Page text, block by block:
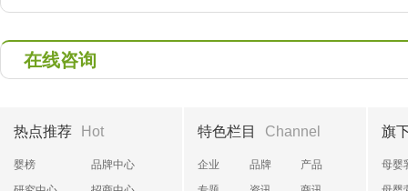
在线咨询
热点推荐 Hot
婴榜
品牌中心
特色栏目 Channel
企业 品牌
产品
旗
母婴